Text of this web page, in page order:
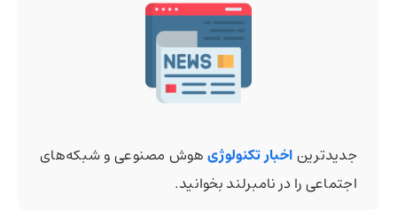
جدیدتریناخبار تکنولوژیهوش مصنوعی و شبکه‌های
اجتماعی را در نامبرلند بخوانید.